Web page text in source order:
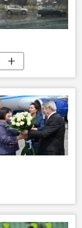
Бюро гидрометеорологических прогнозов Национального департамента гидрометеорологии Минэкологии и природных ресурсов Азербайджана